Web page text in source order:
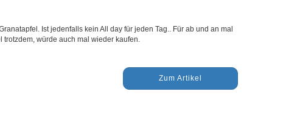
Ist jedenfalls kein All day für jeden Tag.. Für ab und an mal
würde auch mal wieder kaufen.
Zum Artikel